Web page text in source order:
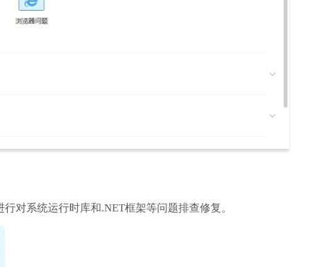
行对系统运行时库和.NET框架等问题排查修复。